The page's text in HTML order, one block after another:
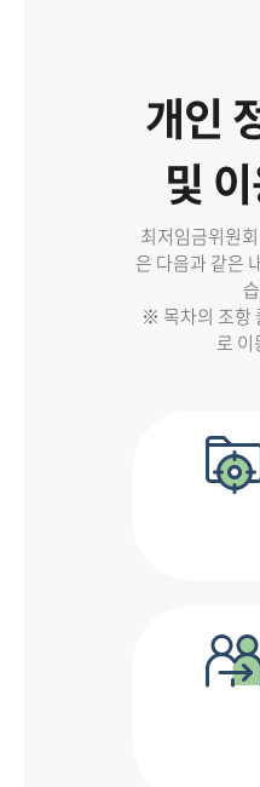
개인
및
최저임금위원
은 다음과 같은
※ 목차의 조항
로